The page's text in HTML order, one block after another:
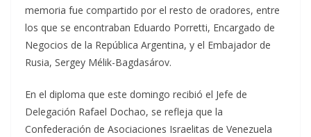
memoria fue compartido por el resto de oradores, entre
los que se encontraban Eduardo Porretti, Encargado de
Negocios de la República Argentina, y el Embajador de
Rusia, Sergey Mélik-Bagdasárov.
En el diploma que este domingo recibió el Jefe de
Delegación Rafael Dochao, se refleja que la
Confederación de Asociaciones Israelitas de Venezuela